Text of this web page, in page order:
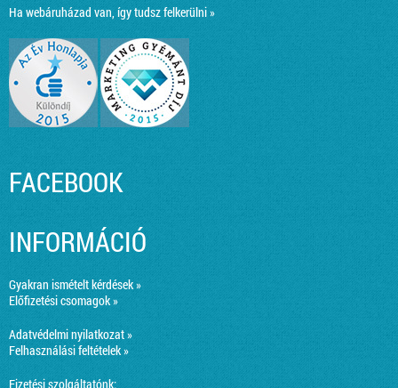
Ha webáruházad van, így tudsz felkerülni »
FACEBOOK
INFORMÁCIÓ
Gyakran ismételt kérdések »
Előfizetési csomagok »
Adatvédelmi nyilatkozat »
Felhasználási feltételek »
Fizetési szolgáltatónk: